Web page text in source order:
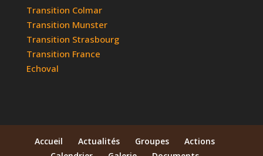
Transition Colmar
Transition Munster
Transition Strasbourg
Transition France
Echoval
Accueil Actualités Groupes
Actions